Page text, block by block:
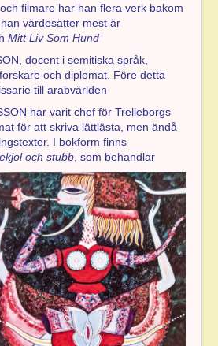
filmare har han flera verk bakom
värdesätter mest är
Mitt Liv Som Hund
docent i semitiska språk,
och diplomat. Före detta
till arabvärlden
har varit chef för Trelleborgs
för att skriva lättlästa, men ändå
I bokform finns
och stubb , som behandlar